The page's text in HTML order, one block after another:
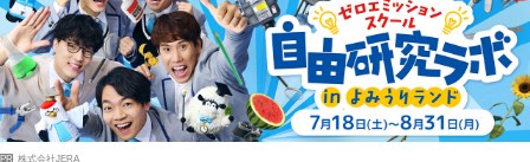
PR 株式会社JERA